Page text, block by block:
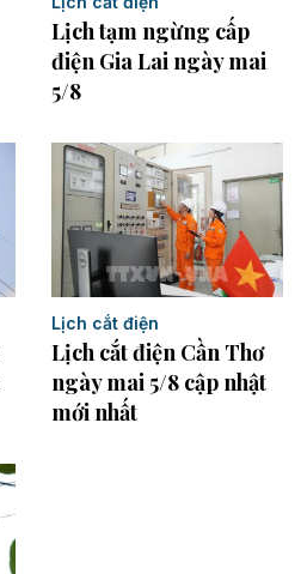
Lịch tạm ngừng cấp
điện Gia Lai ngày mai
5/8
Lịch cắt điện
Lịch cắt điện Cần Thơ
ngày mai 5/8 cập nhật
mới nhất